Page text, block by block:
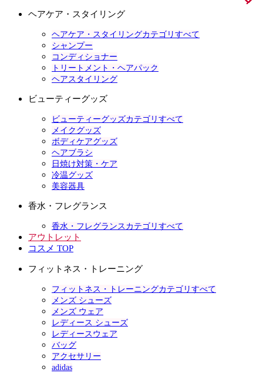
ヘアケア・スタイリング
ヘアケア・スタイリングカテゴリすべて
シャンプー
コンディショナー
トリートメント・ヘアパック
ヘアスタイリング
ビューティーグッズ
ビューティーグッズカテゴリすべて
メイクグッズ
ボディケアグッズ
ヘアブラシ
日焼け対策・ケア
冷温グッズ
美容器具
香水・フレグランス
香水・フレグランスカテゴリすべて
アウトレット
コスメ TOP
フィットネス・トレーニング
フィットネス・トレーニングカテゴリすべて
メンズ シューズ
メンズ ウェア
レディース シューズ
レディースウェア
バッグ
アクセサリー
adidas